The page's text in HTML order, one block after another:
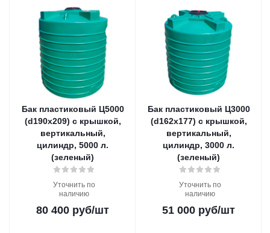
Бак пластиковый Ц5000
(d190х209) с крышкой,
вертикальный,
цилиндр, 5000 л.
(зеленый)
Уточнить по
наличию
80 400 руб/шт
Бак пластиковый Ц3000
(d162х177) с крышкой,
вертикальный,
цилиндр, 3000 л.
(зеленый)
Уточнить по
наличию
51 000 руб/шт